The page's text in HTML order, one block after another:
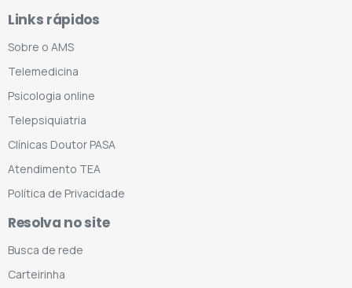
Links rápidos
Sobre o AMS
Telemedicina
Psicologia online
Telepsiquiatria
Clínicas Doutor PASA
Atendimento TEA
Política de Privacidade
Resolva no site
Busca de rede
Carteirinha